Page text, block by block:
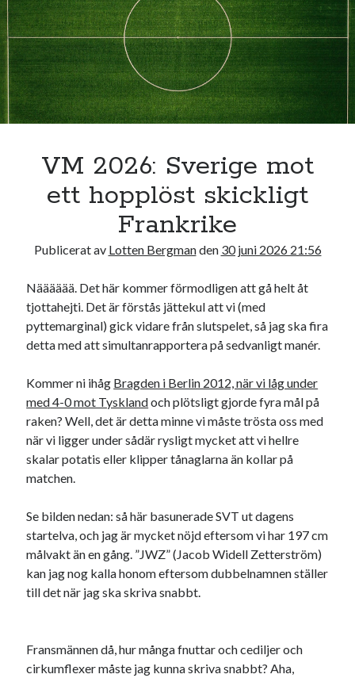
VM 2026: Sverige mot
ett hopplöst skickligt
Frankrike
Publicerat av Lotten Bergmanden 30 juni 2026 21:56
Nääääää. Det här kommer förmodligen att gå helt åt
tjottahejti. Det är förstås jättekul att vi (med
pyttemarginal) gick vidare från slutspelet, så jag ska fira
detta med att simultanrapportera på sedvanligt manér.
Kommer ni ihåg Bragden i Berlin 2012, när vi låg under
med 4-0 mot Tysklandoch plötsligt gjorde fyra mål på
raken? Well, det är detta minne vi måste trösta oss med
när vi ligger under sådär rysligt mycket att vi hellre
skalar potatis eller klipper tånaglarna än kollar på
matchen.
Se bilden nedan: så här basunerade SVT ut dagens
startelva, och jag är mycket nöjd eftersom vi har 197 cm
målvakt än en gång. ”JWZ” (Jacob Widell Zetterström)
kan jag nog kalla honom eftersom dubbelnamnen ställer
till det när jag ska skriva snabbt.
Fransmännen då, hur många fnuttar och cediljer och
cirkumflexer måste jag kunna skriva snabbt? Aha,